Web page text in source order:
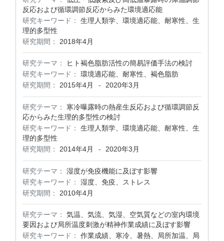
反応および循環調節反応からみた環境適応能
研究キーワード：
生理人類学、環境適応能、耐寒性、生
理的多型性
研究期間：
2018年4月
研究テーマ：
ヒト褐色脂肪活性の簡易評価手法の検討
研究キーワード：
環境適応能、耐寒性、褐色脂肪
研究期間：
2015年4月 - 2020年3月
研究テーマ：
寒冷曝露時の熱産生反応および循環調節反
応からみた生理的多型性の検討
研究キーワード：
生理人類学、環境適応能、耐寒性、生
理的多型性
研究期間：
2014年4月 - 2020年3月
研究テーマ：
湿度が免疫機能に及ぼす影響
研究キーワード：
湿度、免疫、ストレス
研究期間：
2010年4月
研究テーマ：
気温、気流、気湿、空気質などの室内環境
要因および局所温度刺激が精神作業成績に及ぼす影響
研究キーワード：
作業成績、寒冷、暑熱、局所加温、局